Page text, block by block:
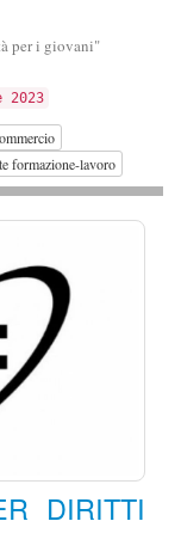
per i giovani"
formazione-lavoro
DIRITTI